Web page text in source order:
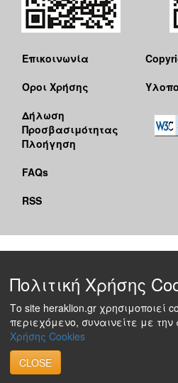
Επικοινωνία
Όροι Χρήσης
Δήλωση
Προσβασιμότητας
Πλοήγηση
FAQs
RSS
Πολιτική Χρήσης
Το site heraklion.gr χρησιμοποιεί
περιεχόμενο, συναινείτε με την
Χρήσης Cookies
CLOSE